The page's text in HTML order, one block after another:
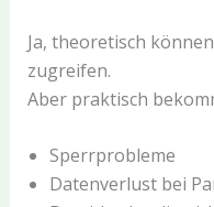
Ja, theoretisch
zugreifen.
Aber praktisch
Sperrprobleme
Datenverlust bei